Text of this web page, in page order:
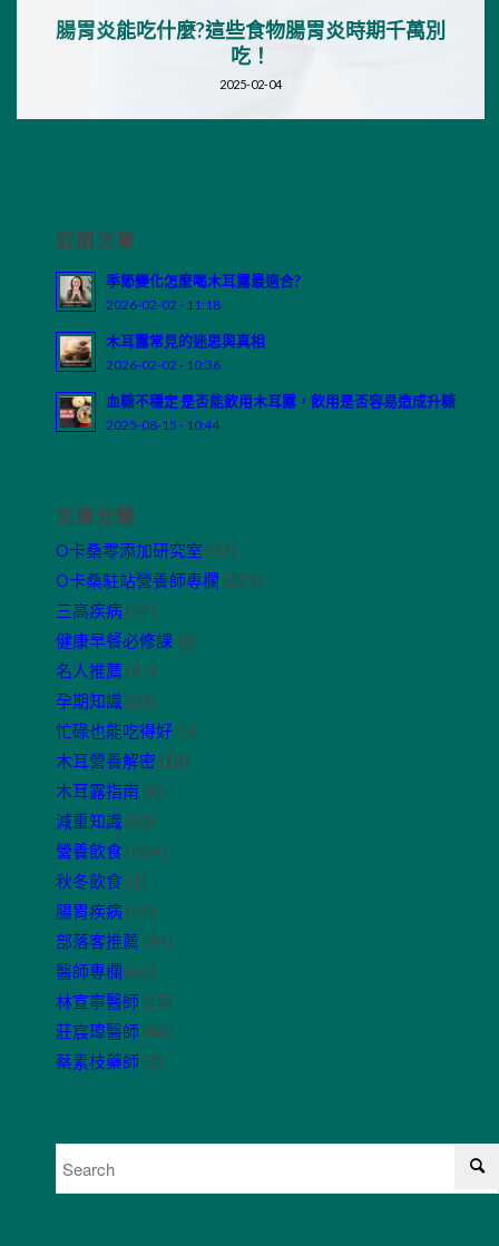
腸胃炎能吃什麼?這些食物腸胃炎時期千萬別
吃！
2025-02-04
近期文章
季節變化怎麼喝木耳露最適合?
2026-02-02 - 11:18
木耳露常見的迷思與真相
2026-02-02 - 10:36
血糖不穩定 是否能飲用木耳露，飲用是否容易造成升糖
2025-08-15 - 10:44
文章分類
O卡桑零添加研究室 (32)
O卡桑駐站營養師專欄 (293)
三高疾病 (51)
健康早餐必修課 (8)
名人推薦 (17)
孕期知識 (23)
忙碌也能吃得好 (5)
木耳營養解密 (18)
木耳露指南 (8)
減重知識 (53)
營養飲食 (264)
秋冬飲食 (1)
腸胃疾病 (22)
部落客推薦 (44)
醫師專欄 (62)
林宣寧醫師 (15)
莊宸瑋醫師 (44)
蔡素枝藥師 (3)